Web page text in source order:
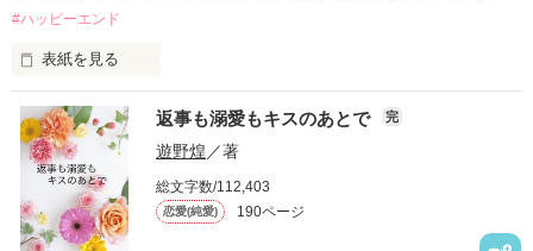
酔った勢いで一夜を共にしてしまった。
さらに、美桜が初めてだと知った哲平は
『責任をとる、結婚しよう』と真っ直ぐに告げてきた。
戸惑う美桜とは裏腹に、好きという気持ちを隠すことなく
甘やかしてくる。
そんなある日、哲平は美桜がストーカー被害に
遭っていることを知る。
美桜を守るため、哲平は同居を提案してきて――。
#ハッピーエンド
表紙を見る
おかしな噂を流されて前の職場でうまくいかなかった梅田美
桜は、海外で傷心旅行をしていたところ、日本人美青年と出会
い、酒の勢いもあり一夜限りの関係となる。
帰国後、美桜は新しい職場でワンナイトした美青年と再会。
なんと彼の正体は、とある財閥御曹司にも関わらず、一族を離
れて起業した新進気鋭の実業家、社内でも冷徹だと評判な社長
――御影恭司その人だったのだ――！
返事も溺愛もキスのあとで 完
遊野煌／著
総文字数/112,403
恋愛(純愛) 190ページ